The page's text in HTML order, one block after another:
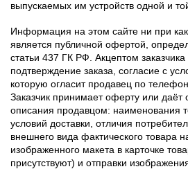
выпускаемых им устройств одной и
Информация на этом сайте ни при
является публичной офертой,
статьи 437 ГК РФ. Акцептом заказчика
подтверждение заказа, согласие с
которую огласит продавец по
Заказчик принимает оферту или даёт
описания продавцом: наименования
условий доставки, отличия
внешнего вида фактического товара
изображенного макета в карточке
присутствуют) и отправки